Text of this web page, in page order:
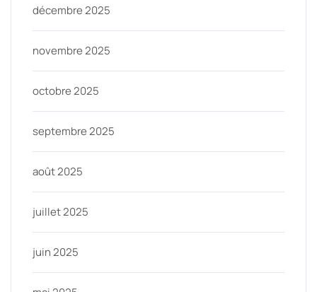
décembre 2025
novembre 2025
octobre 2025
septembre 2025
août 2025
juillet 2025
juin 2025